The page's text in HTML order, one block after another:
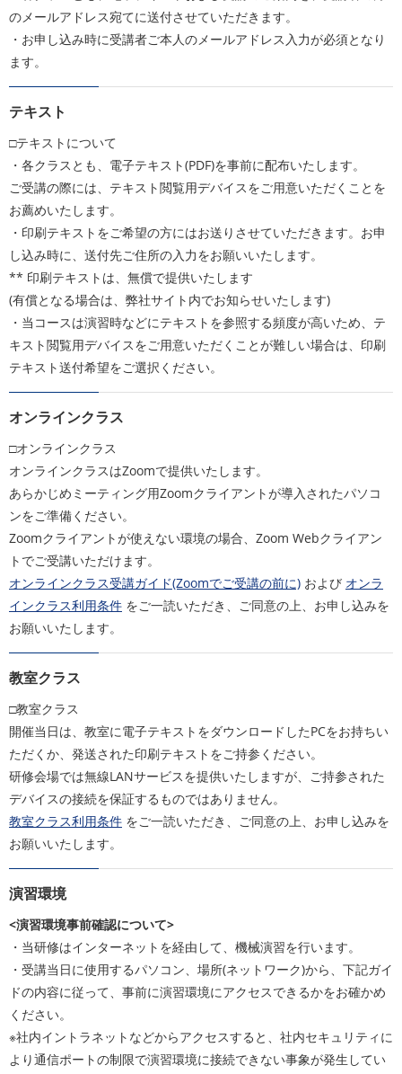
のメールアドレス宛てに送付させていただきます。
・お申し込み時に受講者ご本人のメールアドレス入力が必須となり
ます。
テキスト
□テキストについて
・各クラスとも、電子テキスト(PDF)を事前に配布いたします。
ご受講の際には、テキスト閲覧用デバイスをご用意いただくことを
お薦めいたします。
・印刷テキストをご希望の方にはお送りさせていただきます。お申
し込み時に、送付先ご住所の入力をお願いいたします。
** 印刷テキストは、無償で提供いたします
(有償となる場合は、弊社サイト内でお知らせいたします)
・当コースは演習時などにテキストを参照する頻度が高いため、テ
キスト閲覧用デバイスをご用意いただくことが難しい場合は、印刷
テキスト送付希望をご選択ください。
オンラインクラス
□オンラインクラス
オンラインクラスはZoomで提供いたします。
あらかじめミーティング用Zoomクライアントが導入されたパソコ
ンをご準備ください。
Zoomクライアントが使えない環境の場合、Zoom Webクライアン
トでご受講いただけます。
オンラインクラス受講ガイド(Zoomでご受講の前に) および オンラ
インクラス利用条件 をご一読いただき、ご同意の上、お申し込みを
お願いいたします。
教室クラス
□教室クラス
開催当日は、教室に電子テキストをダウンロードしたPCをお持ちい
ただくか、発送された印刷テキストをご持参ください。
研修会場では無線LANサービスを提供いたしますが、ご持参された
デバイスの接続を保証するものではありません。
教室クラス利用条件 をご一読いただき、ご同意の上、お申し込みを
お願いいたします。
演習環境
<演習環境事前確認について>
・当研修はインターネットを経由して、機械演習を行います。
・受講当日に使用するパソコン、場所(ネットワーク)から、下記ガイ
ドの内容に従って、事前に演習環境にアクセスできるかをお確かめ
ください。
※社内イントラネットなどからアクセスすると、社内セキュリティに
より通信ポートの制限で演習環境に接続できない事象が発生してい